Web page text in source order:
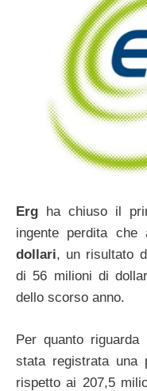
Erg ha chiuso il
ingente perdita
dollari, un risultato
di 56 milioni di
dello scorso anno.
Per quanto riguarda
stata registrata
rispetto ai 207,5